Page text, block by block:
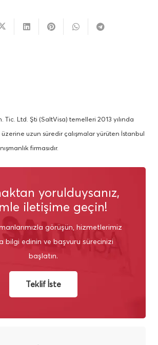
Tic. Ltd. Şti (SaltVisa) temelleri 2013 yılında
üzerine uzun süredir çalışmalar yürüten İstanbul
firmasıdır.
yorulduysanız,
iletişime geçin!
görüşün, hizmetlerimiz
bilgi edinin ve başvuru sürecinizi
başlatın.
Teklif İste